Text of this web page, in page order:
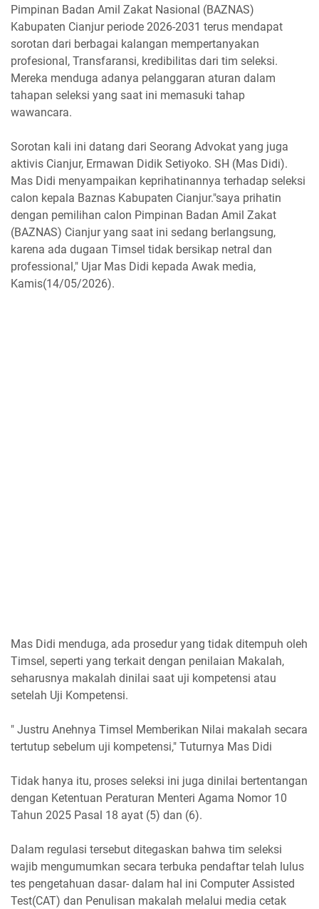
Pimpinan Badan Amil Zakat Nasional (BAZNAS)
Kabupaten Cianjur periode 2026-2031 terus mendapat
sorotan dari berbagai kalangan mempertanyakan
profesional, Transfaransi, kredibilitas dari tim seleksi.
Mereka menduga adanya pelanggaran aturan dalam
tahapan seleksi yang saat ini memasuki tahap
wawancara.
Sorotan kali ini datang dari Seorang Advokat yang juga
aktivis Cianjur, Ermawan Didik Setiyoko. SH (Mas Didi).
Mas Didi menyampaikan keprihatinannya terhadap seleksi
calon kepala Baznas Kabupaten Cianjur."saya prihatin
dengan pemilihan calon Pimpinan Badan Amil Zakat
(BAZNAS) Cianjur yang saat ini sedang berlangsung,
karena ada dugaan Timsel tidak bersikap netral dan
professional," Ujar Mas Didi kepada Awak media,
Kamis(14/05/2026).
Mas Didi menduga, ada prosedur yang tidak ditempuh oleh
Timsel, seperti yang terkait dengan penilaian Makalah,
seharusnya makalah dinilai saat uji kompetensi atau
setelah Uji Kompetensi.
" Justru Anehnya Timsel Memberikan Nilai makalah secara
tertutup sebelum uji kompetensi," Tuturnya Mas Didi
Tidak hanya itu, proses seleksi ini juga dinilai bertentangan
dengan Ketentuan Peraturan Menteri Agama Nomor 10
Tahun 2025 Pasal 18 ayat (5) dan (6).
Dalam regulasi tersebut ditegaskan bahwa tim seleksi
wajib mengumumkan secara terbuka pendaftar telah lulus
tes pengetahuan dasar- dalam hal ini Computer Assisted
Test(CAT) dan Penulisan makalah melalui media cetak